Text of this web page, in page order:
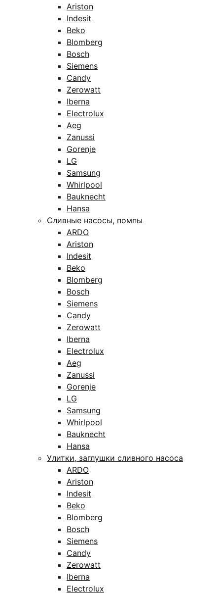
Ariston
Indesit
Beko
Blomberg
Bosch
Siemens
Candy
Zerowatt
Iberna
Electrolux
Aeg
Zanussi
Gorenje
LG
Samsung
Whirlpool
Bauknecht
Hansa
Сливные насосы, помпы
ARDO
Ariston
Indesit
Beko
Blomberg
Bosch
Siemens
Candy
Zerowatt
Iberna
Electrolux
Aeg
Zanussi
Gorenje
LG
Samsung
Whirlpool
Bauknecht
Hansa
Улитки, заглушки сливного насоса
ARDO
Ariston
Indesit
Beko
Blomberg
Bosch
Siemens
Candy
Zerowatt
Iberna
Electrolux